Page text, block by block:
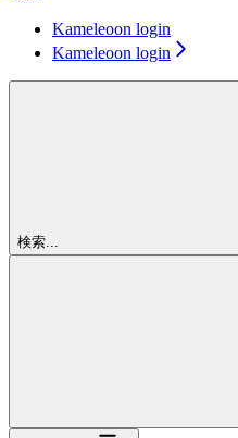
Kameleoon login
Kameleoon login
検索...